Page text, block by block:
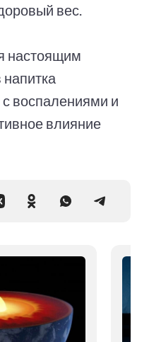
вес.
настоящим
с воспалениями и
влияние